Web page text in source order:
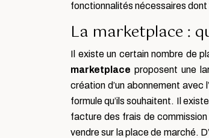
fonctionnalités nécessaires dont
La marketplace :
Il existe un certain nombre de
marketplace proposent une
création d’un abonnement
formule qu’ils souhaitent. Il
facture des frais de
vendre sur la place de marché.